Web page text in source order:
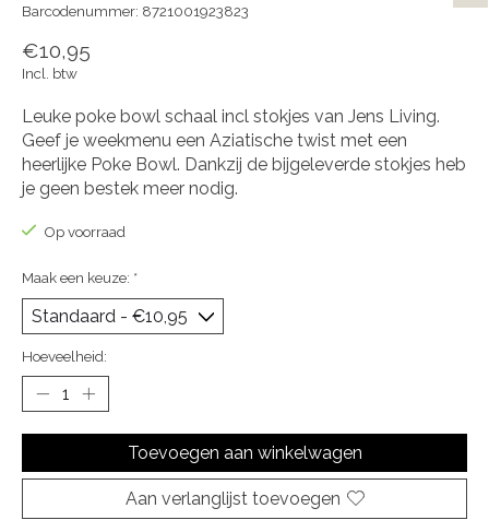
Barcodenummer: 8721001923823
€10,95
Incl. btw
Leuke poke bowl schaal incl stokjes van Jens Living.
Geef je weekmenu een Aziatische twist met een
heerlijke Poke Bowl. Dankzij de bijgeleverde stokjes heb
je geen bestek meer nodig.
Op voorraad
Maak een keuze: *
Hoeveelheid:
Toevoegen aan winkelwagen
Aan verlanglijst toevoegen